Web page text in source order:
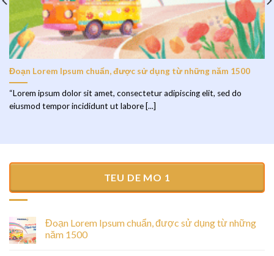
Đoạn Lorem Ipsum chuẩn, được sử dụng từ những năm 1500
“Lorem ipsum dolor sit amet, consectetur adipiscing elit, sed do
eiusmod tempor incididunt ut labore [...]
TEU DE MO 1
Đoạn Lorem Ipsum chuẩn, được sử dụng từ những
năm 1500